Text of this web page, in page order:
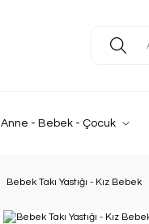
Anne - Bebek - Çocuk
Bebek Takı Yastığı - Kız Bebek